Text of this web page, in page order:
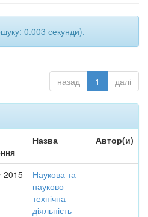
0.003 секунди).
назад 1 далі
Назва Автор(и)
2015
Наукова та
науково-
технічна
діяльність
-